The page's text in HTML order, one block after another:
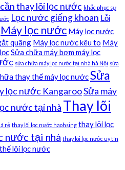
thay lõi lọc nước khắc phục sự
Lọc nước giếng khoan Lỗi
Máy lọc nước Máy lọc nước
quãng Máy lọc nước kêu to Máy
Sửa chữa máy bơm máy lọc
sửa chữa máy lọc nước tại nhà hà Nội sửa
thay thế máy lọc nướcSửa
lọc nước KangarooSửa máy
nước tại nhà Thay lõi
rẻ thay lõi lọc nước haohsing thay lõi lọc
nước tại nhà thay lõi lọc nước uy tín
lõi lọc nước